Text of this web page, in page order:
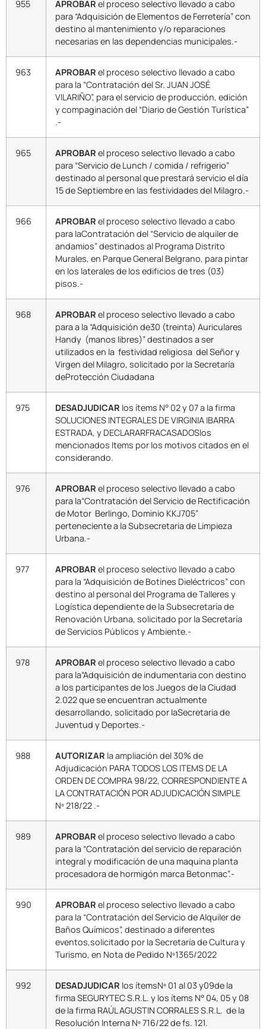
955 APROBAR el proceso selectivo llevado a cabo
para “Adquisición de Elementos de Ferretería” con
destino al mantenimiento y/o reparaciones
necesarias en las dependencias municipales.-
963 APROBAR el proceso selectivo llevado a cabo
para la “Contratación del Sr. JUAN JOSÉ
VILARIÑO”, para el servicio de producción, edición
y compaginación del “Diario de Gestión Turística”
.-
965 APROBAR el proceso selectivo llevado a cabo
para “Servicio de Lunch / comida / refrigerio”
destinado al personal que prestará servicio el día
15 de Septiembre en las festividades del Milagro.-
966 APROBAR el proceso selectivo llevado a cabo
para laContratación del “Servicio de alquiler de
andamios” destinados al Programa Distrito
Murales, en Parque General Belgrano, para pintar
en los laterales de los edificios de tres (03)
pisos.-
968 APROBAR el proceso selectivo llevado a cabo
para a la “Adquisición de30 (treinta) Auriculares
Handy (manos libres)” destinados a ser
utilizados en la festividad religiosa del Señor y
Virgen del Milagro, solicitado por la Secretaría
deProtección Ciudadana
975 DESADJUDICAR los ítems N° 02 y 07 a la firma
SOLUCIONES INTEGRALES DE VIRGINIA IBARRA
ESTRADA, y DECLARARFRACASADOSlos
mencionados Items por los motivos citados en el
considerando.
976 APROBAR el proceso selectivo llevado a cabo
para la“Contratación del Servicio de Rectificación
de Motor Berlingo, Dominio KKJ705”
perteneciente a la Subsecretaria de Limpieza
Urbana.-
977 APROBAR el proceso selectivo llevado a cabo
para la “Adquisición de Botines Dieléctricos” con
destino al personal del Programa de Talleres y
Logística dependiente de la Subsecretaría de
Renovación Urbana, solicitado por la Secretaría
de Servicios Públicos y Ambiente.-
978 APROBAR el proceso selectivo llevado a cabo
para la“Adquisición de indumentaria con destino
a los participantes de los Juegos de la Ciudad
2.022 que se encuentran actualmente
desarrollando, solicitado por laSecretaria de
Juventud y Deportes.-
988 AUTORIZAR la ampliación del 30% de
Adjudicación PARA TODOS LOS ITEMS DE LA
ORDEN DE COMPRA 98/22, CORRESPONDIENTE A
LA CONTRATACIÓN POR ADJUDICACIÓN SIMPLE
Nº 218/22 .-
989 APROBAR el proceso selectivo llevado a cabo
para la “Contratación del servicio de reparación
integral y modificación de una maquina planta
procesadora de hormigón marca Betonmac”.-
990 APROBAR el proceso selectivo llevado a cabo
para la “Contratación del Servicio de Alquiler de
Baños Químicos”, destinado a diferentes
eventos,solicitado por la Secretaría de Cultura y
Turismo, en Nota de Pedido Nº1365/2022
992 DESADJUDICAR los ítemsNº 01 al 03 y09de la
firma SEGURYTEC S.R.L. y los ítems N° 04, 05 y 08
de la firma RAÚL AGUSTIN CORRALES S.R.L. de la
Resolución Interna Nº 716/22 de fs. 121.